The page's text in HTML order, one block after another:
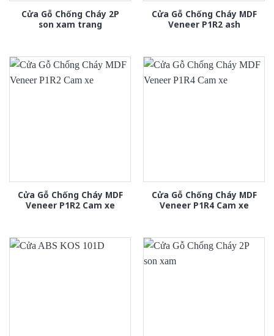
Cửa Gỗ Chống Cháy 2P
son xam trang
Cửa Gỗ Chống Cháy MDF
Veneer P1R2 ash
Cửa Gỗ Chống Cháy MDF
Veneer P1R2 Cam xe
Cửa Gỗ Chống Cháy MDF
Veneer P1R4 Cam xe